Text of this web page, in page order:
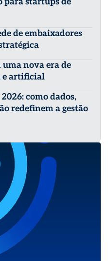
de embaixadores
nova era de
e artificial
como dados,
redefinem a gestão